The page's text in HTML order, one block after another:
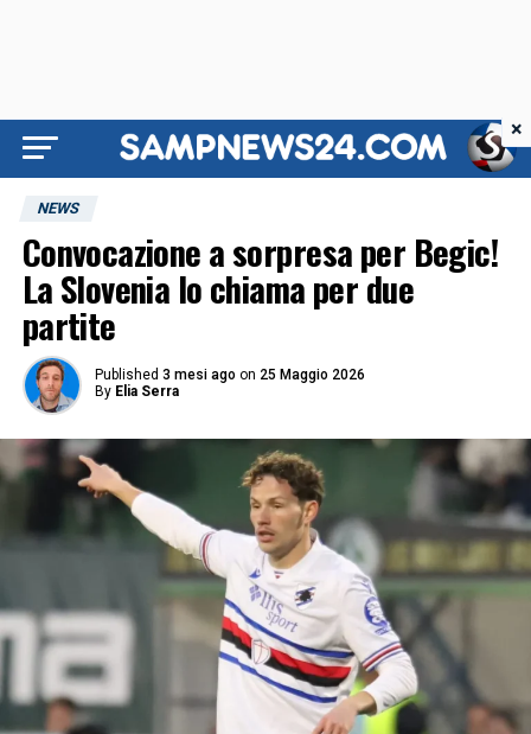
NEWS
Convocazione a sorpresa per Begic!
La Slovenia lo chiama per due
partite
Published 3 mesi ago on 25 Maggio 2026
By Elia Serra
×